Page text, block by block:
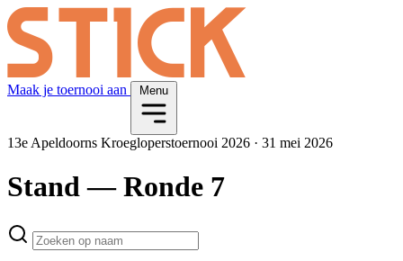
Maak je toernooi aan Menu
13e Apeldoorns Kroegloperstoernooi 2026 · 31 mei 2026
Stand— Ronde 7